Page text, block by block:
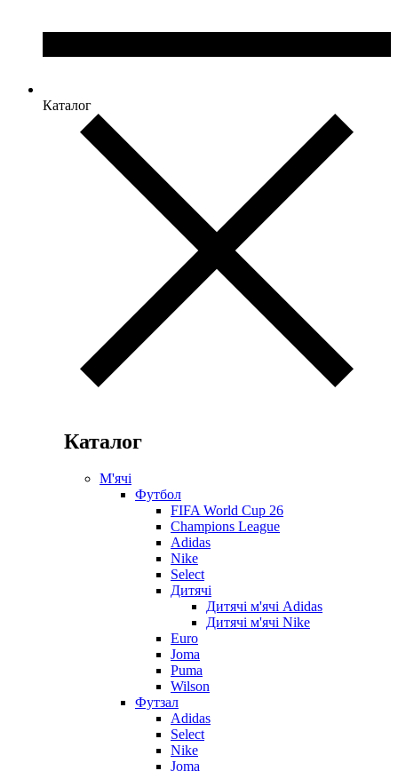
Каталог
Каталог
М'ячі
Футбол
FIFA World Cup 26
Champions League
Adidas
Nike
Select
Дитячі
Дитячі м'ячі Adidas
Дитячі м'ячі Nike
Euro
Joma
Puma
Wilson
Футзал
Adidas
Select
Nike
Joma